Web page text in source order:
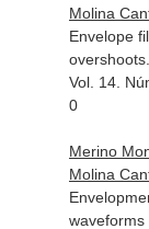
Molina
Envelope
overshoots.
Vol. 14.
0
Merino
Molina
waveforms